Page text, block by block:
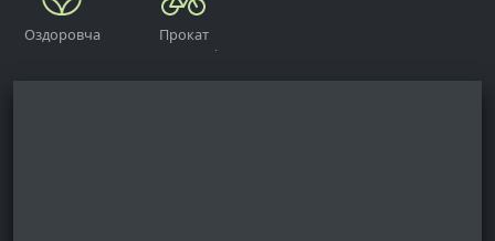
Оздоровча
Прокат
велосипедів